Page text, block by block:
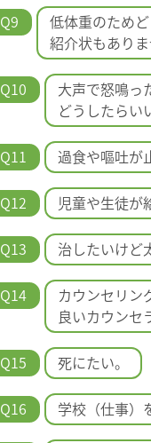
Q9
低体重のため
紹介状もあり
Q10
大声で怒鳴っ
どうしたらい
Q11 過食や嘔吐が
Q12 児童や生徒が
Q13 治したいけど
Q14
カウンセリン
良いカウンセ
Q15 死にたい。
Q16 学校（仕事）